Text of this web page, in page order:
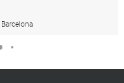
Barcelona